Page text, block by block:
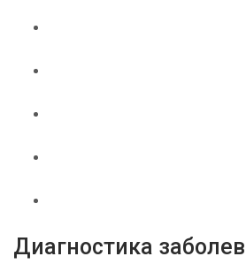
Диагностика